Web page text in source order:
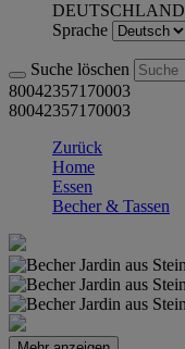
DEUTSCHLAND
Sprache
Suche löschen
80042357170003
80042357170003
Zurück
Home
Essen
Becher & Tassen